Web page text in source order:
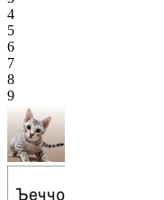
4
5
6
7
8
9